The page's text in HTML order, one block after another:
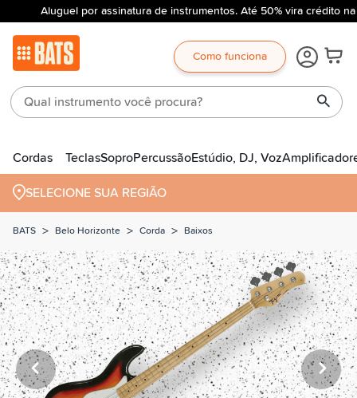
Aluguel por assinatura de instrumentos. Até 50% vira crédito na
Como funciona
Cordas TeclasSoproPercussãoEstúdio, DJ, Voz
SELECIONE SUA REGIÃO
BATS > Belo Horizonte > Corda > Baixos